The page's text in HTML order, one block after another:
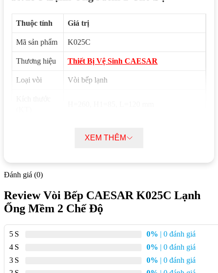
Thuộc tính Giá trị
Mã sản phẩm K025C
Thương hiệu Thiết Bị Vệ Sinh CAESAR
Loại vòi Vòi bếp lạnh
Chất liệu mạ
Xuất xứ công
nghệ
Đài Loan
Nơi sản xuất Việt Nam
Tình trạng
Bảo hành
XEM THÊM
Đánh giá (0)
Review Vòi Bếp CAESAR K025C Lạnh
Ống Mềm 2 Chế Độ
5 0% | 0 đánh giá
4
0% | 0 đánh giá
3
0% | 0 đánh giá